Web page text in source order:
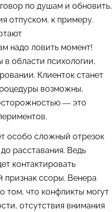
по душам и обновить,
отпуском, к примеру.
надо ловить момент!
в области психологии,
Клиенток станет
возможны,
— это
особо сложный отрезок
расставания. Ведь
контактировать
ссоры. Венера
том, что конфликты могут
отсутствия внимания